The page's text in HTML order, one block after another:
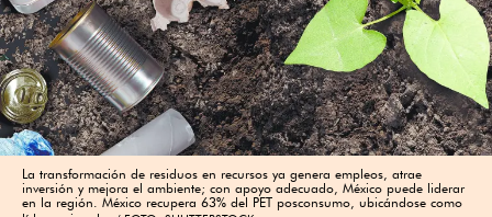
La transformación de residuos en recursos ya genera empleos, atrae
inversión y mejora el ambiente; con apoyo adecuado, México puede liderar
en la región. México recupera 63% del PET posconsumo, ubicándose como